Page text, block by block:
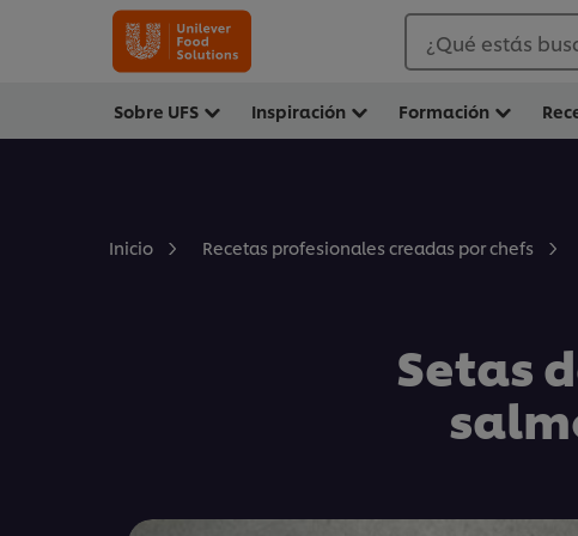
¿Qué estás
Sobre UFS Inspiración Formación
Inicio Recetas profesionales creadas por chefs
Setas